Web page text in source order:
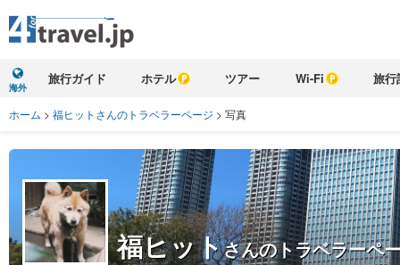
海外
旅行ガイド ホテル ツアー Wi-Fi 旅行
ホーム > 福ヒットさんのトラベラーページ > 写真
福ヒットさんのトラベラーペ